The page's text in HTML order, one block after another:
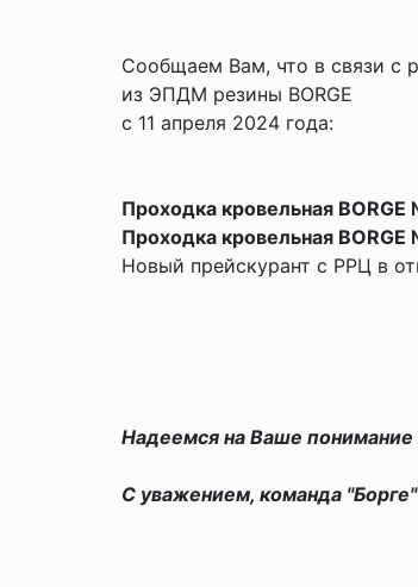
Сообщаем Вам, что в связи с
из ЭПДМ резины BORGE
с 11 апреля 2024 года:
Проходка кровельная
Проходка кровельная BORGE
Новый прейскурант с РРЦ в
Надеемся на Ваше
С уважением, команда "Борге"